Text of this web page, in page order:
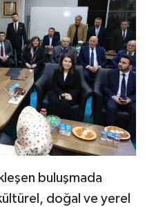
buluşmada
doğal ve yerel